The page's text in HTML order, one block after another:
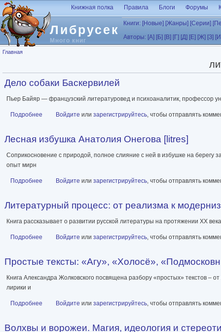
Перейти к основному содержанию
Либрусек
Много книг
Книжная полка Правила Блоги Форумы
Книги: [Новые] [Жанры] [Серии]
Авторы: [А] [Б] [В] [Г] [Д] [Е] [Ж] [З]
Вы здесь
Главная
Дело собаки Баскервилей
Пьер Байяр — французский литературовед и психоаналитик, профессор
Подробнее о Дело собаки Баскервилей
Войдите или зарегистрируйтесь, чтобы отправлять
Лесная избушка Анатолия Онегова [litres]
Соприкосновение с природой, полное слияние с ней в избушке на берегу
опыт мирн
Подробнее о Лесная избушка Анатолия Онегова [litres]
Войдите или зарегистрируйтесь, чтобы отправлять
Литературный процесс: от реализма к
Книга рассказывает о развитии русской литературы на протяжении ХХ
Подробнее о Литературный процесс: от реализма к модернизму [litres]
Войдите или зарегистрируйтесь, чтобы отправлять
Простые тексты: «Агу», «Холосё»,
Книга Александра Жолковского посвящена разбору «простых» текстов –
лирики и
Подробнее о Простые тексты: «Агу», «Холосё», «Подмосковные вечера» и
Войдите или зарегистрируйтесь, чтобы отправлять
Волхвы и ворожеи. Магия, идеология и